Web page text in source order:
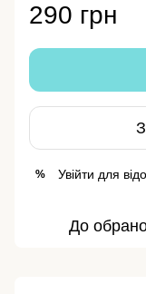
290 грн
% Увійти для
До